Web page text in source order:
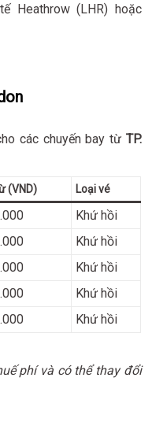
Heathrow (LHR) hoặc
các chuyến bay từ TP.
(VND) Loại vé
Khứ hồi
Khứ hồi
Khứ hồi
Khứ hồi
Khứ hồi
phí và có thể thay đổi